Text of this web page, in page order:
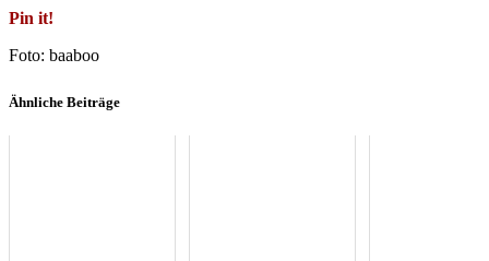
Pin it!
Foto: baaboo
Ähnliche Beiträge